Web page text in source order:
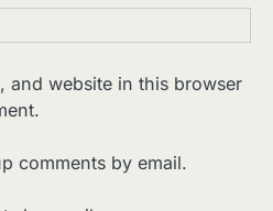
and website in this browser
comments by email.